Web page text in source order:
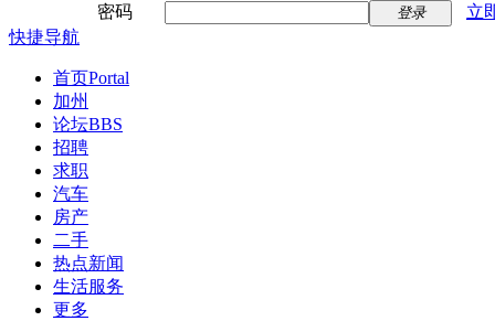
密码
登录
立
快捷导航
首页Portal
加州
论坛BBS
招聘
求职
汽车
房产
二手
热点新闻
生活服务
更多